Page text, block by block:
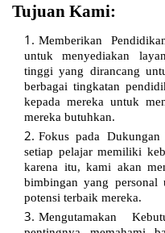
Tujuan Kami:
Memberikan
untuk menyediakan
tinggi yang dirancang
berbagai tingkatan
kepada mereka untuk
mereka butuhkan.
Fokus pada
setiap pelajar memiliki
karena itu, kami akan
bimbingan yang personal
potensi terbaik mereka.
Mengutamakan